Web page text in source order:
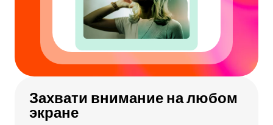
Захвати внимание на любом
экране